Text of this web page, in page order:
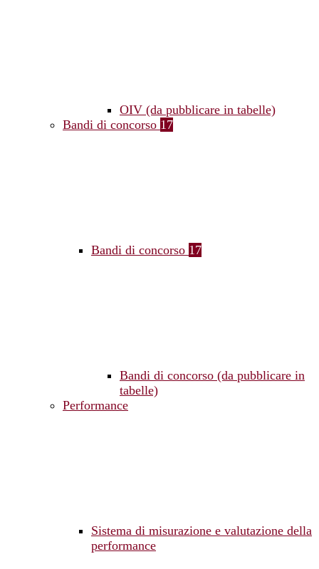
OIV (da pubblicare in tabelle)
Bandi di concorso 17
Bandi di concorso 17
Bandi di concorso (da pubblicare in
tabelle)
Performance
Sistema di misurazione e valutazione della
performance